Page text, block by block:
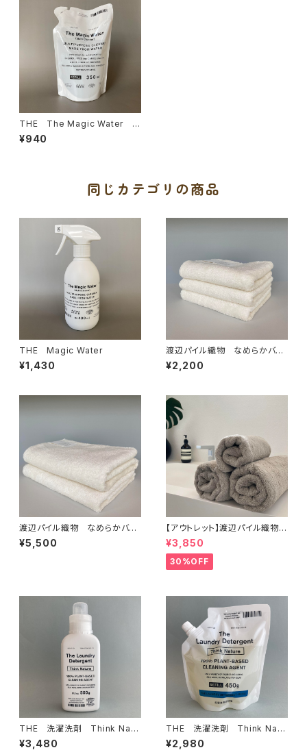
THE The Magic Water 詰
替用
¥940
同じカテゴリの商品
THE Magic Water
¥1,430
渡辺パイル織物 なめらかバン
ガロール organic【フェイスタオ
ル】
¥2,200
渡辺パイル織物 なめらかバン
ガロール organic【バスタオル】
¥5,500
【アウトレット】渡辺パイル織物
もふもふサンホーキン（バスタオ
ル）
¥3,850
30%OFF
THE 洗濯洗剤 Think Natu
re ボトル
¥3,480
THE 洗濯洗剤 Think Natu
re 詰替用
¥2,980